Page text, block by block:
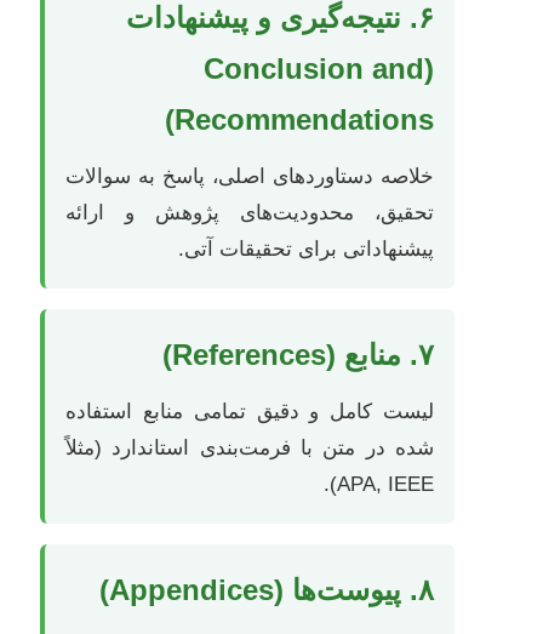
۶. نتیجه‌گیری و پیشنهادات
(Conclusion and
Recommendations)
خلاصه دستاوردهای اصلی، پاسخ به سوالات
تحقیق، محدودیت‌های پژوهش و ارائه
پیشنهاداتی برای تحقیقات آتی.
۷. منابع (References)
لیست کامل و دقیق تمامی منابع استفاده
شده در متن با فرمت‌بندی استاندارد (مثلاً
APA, IEEE).
۸. پیوست‌ها (Appendices)